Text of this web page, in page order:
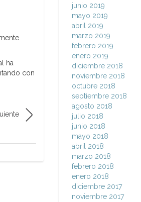
ha
con
junio 2019
mayo 2019
abril 2019
marzo 2019
febrero 2019
enero 2019
diciembre 2018
noviembre 2018
octubre 2018
septiembre 2018
agosto 2018
julio 2018
junio 2018
mayo 2018
abril 2018
marzo 2018
febrero 2018
enero 2018
diciembre 2017
noviembre 2017